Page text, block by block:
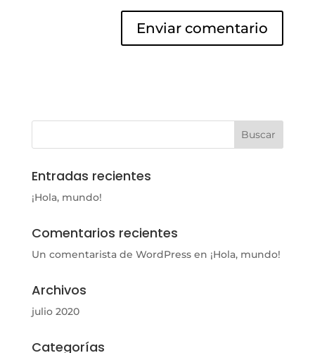
Entradas recientes
¡Hola, mundo!
Comentarios recientes
Un comentarista de WordPressen ¡Hola, mundo!
Archivos
julio 2020
Categorías